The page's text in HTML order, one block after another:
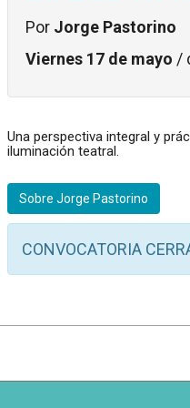
Por Jorge Pastorino
Viernes 17 de mayo /
Una perspectiva integral y
iluminación teatral.
Sobre Jorge Pastorino
CONVOCATORIA